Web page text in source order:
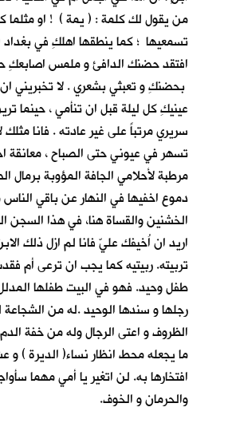
من يقول لك كلمة : ( يمة ) ! او مثلما
تسمعيها ؛ كما ينطقها اهلكِ في بغداد
افتقد حضنك الدافئ و ملمس اصابعكِ
بحضنكِ و تعبثي بشعري . لا تخبريني
عينيكِ كل ليلة قبل ان تنأمي ، حينما
سريري مرتباً على غير عادته . فانا مثلك
تسهر في عيوني حتى الصباح ، معانقة
مرطبة لأحلامي الجافة المؤوبة برمال
دموع اخفيها في النهار عن باقي
الخشنين والقساة هنا، في هذا السجن
اريد ان اُخيفك عليّ فانا لم ازل ذلك
تربيته. ربيتيه كما يجب ان ترعى أم
طفل وحيد. فهو في البيت طفلها
رجلها و سندها الوحيد .له من
الظروف و اعتى الرجال وله من خفة
ما يجعله محط انظار نساء( الديرة ) و
افتخارها به. لن اتغير يا أمي مهما
والحرمان و الخوف.